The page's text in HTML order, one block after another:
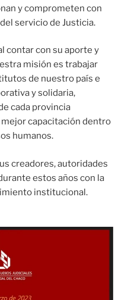
y comprometen con
servicio de Justicia.
contar con su aporte y
misión es trabajar
de nuestro país e
y solidaria,
cada provincia
capacitación dentro
humanos.
creadores, autoridades
estos años con la
institucional.